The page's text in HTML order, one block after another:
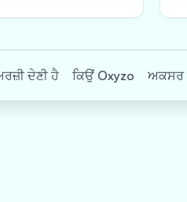
ਦੇਣੀ ਹੈ ਕਿਉਂ Oxyzo ਅਕਸਰ